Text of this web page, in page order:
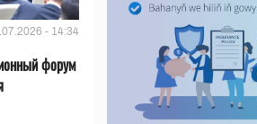
- 14:34
форум